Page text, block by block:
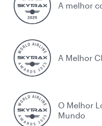
A melhor
A Melhor
O Melhor
Mundo